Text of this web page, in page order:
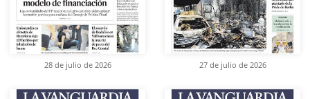
28 de julio de 2026 27 de julio de 2026